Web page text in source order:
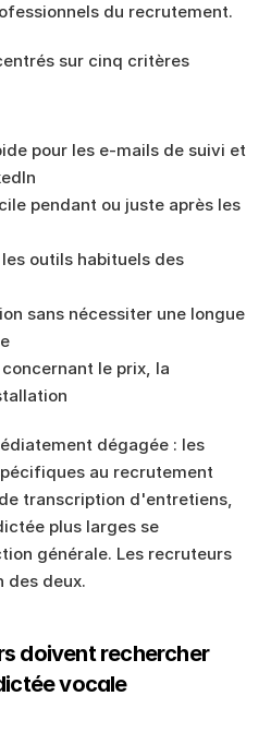
du recrutement.
sur cinq critères
pour les e-mails de suivi et
pendant ou juste après les
outils habituels des
sans nécessiter une longue
le prix, la
dégagée : les
au recrutement
transcription d'entretiens,
plus larges se
générale. Les recruteurs
des deux.
doivent rechercher
vocale